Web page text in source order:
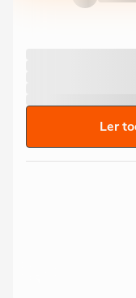
Ler